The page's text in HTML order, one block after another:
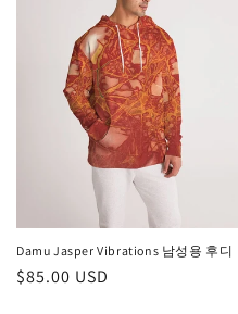
Damu Jasper Vibrations 남성용 후디
정
$85.00 USD